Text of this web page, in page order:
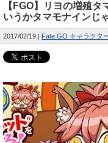
【FGO】リヨの増殖
いうかタマモナインじ
2017/02/19 Fate GO キャラクタ